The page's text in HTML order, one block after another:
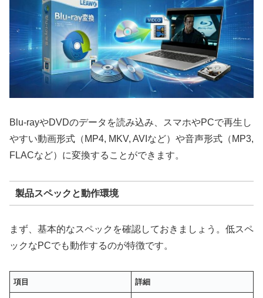
Blu-rayやDVDのデータを読み込み、スマホやPCで再生し
やすい動画形式（MP4, MKV, AVIなど）や音声形式（MP3,
FLACなど）に変換することができます。
製品スペックと動作環境
まず、基本的なスペックを確認しておきましょう。低スペ
ックなPCでも動作するのが特徴です。
項目 詳細